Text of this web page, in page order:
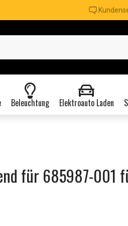
Beleuchtung Elektroauto Laden
für 685987-001